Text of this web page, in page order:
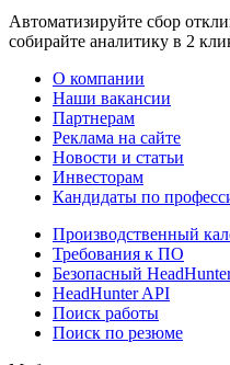
Автоматизируйте сбор
собирайте аналитику в 2
О компании
Наши вакансии
Партнерам
Реклама на сайте
Новости и статьи
Инвесторам
Кандидаты по
Производственный
Требования к ПО
Безопасный
HeadHunter API
Поиск работы
Поиск по резюме